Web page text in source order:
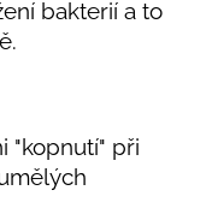
bakterií a to
"kopnutí" při